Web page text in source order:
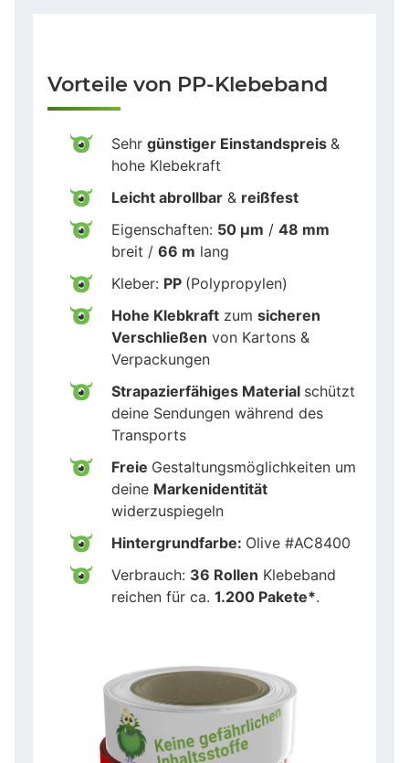
Vorteile von PP-Klebeband
Sehr günstiger Einstandspreis &
hohe Klebekraft
Leicht abrollbar & reißfest
Eigenschaften: 50 µm / 48 mm
breit / 66 m lang
Kleber: PP (Polypropylen)
Hohe Klebkraft zum sicheren
Verschließen von Kartons &
Verpackungen
Strapazierfähiges Material schützt
deine Sendungen während des
Transports
Freie Gestaltungsmöglichkeiten um
deine Markenidentität
widerzuspiegeln
Hintergrundfarbe: Olive #AC8400
Verbrauch: 36 Rollen Klebeband
reichen für ca. 1.200 Pakete*.